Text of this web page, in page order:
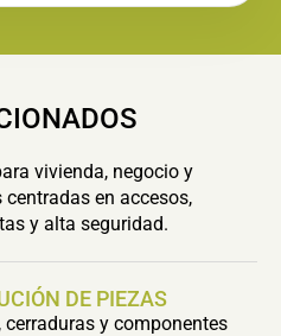
vivienda, negocio y
en accesos,
y alta seguridad.
DE PIEZAS
y componentes